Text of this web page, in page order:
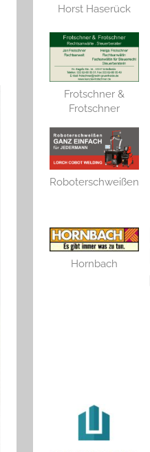
Horst Haserück
Frotschner &
Frotschner
Roboterschweißen
Hornbach